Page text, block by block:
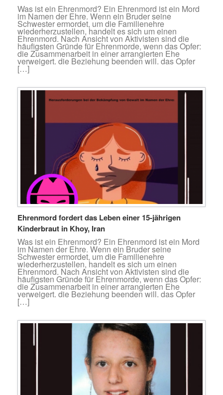
Was ist ein Ehrenmord? Ein Ehrenmord ist ein Mord
im Namen der Ehre. Wenn ein Bruder seine
Schwester ermordet, um die Familienehre
wiederherzustellen, handelt es sich um einen
Ehrenmord. Nach Ansicht von Aktivisten sind die
häufigsten Gründe für Ehrenmorde, wenn das Opfer:
die Zusammenarbeit in einer arrangierten Ehe
verweigert. die Beziehung beenden will. das Opfer
[…]
Ehrenmord fordert das Leben einer 15-jährigen
Kinderbraut in Khoy, Iran
Was ist ein Ehrenmord? Ein Ehrenmord ist ein Mord
im Namen der Ehre. Wenn ein Bruder seine
Schwester ermordet, um die Familienehre
wiederherzustellen, handelt es sich um einen
Ehrenmord. Nach Ansicht von Aktivisten sind die
häufigsten Gründe für Ehrenmorde, wenn das Opfer:
die Zusammenarbeit in einer arrangierten Ehe
verweigert. die Beziehung beenden will. das Opfer
[…]